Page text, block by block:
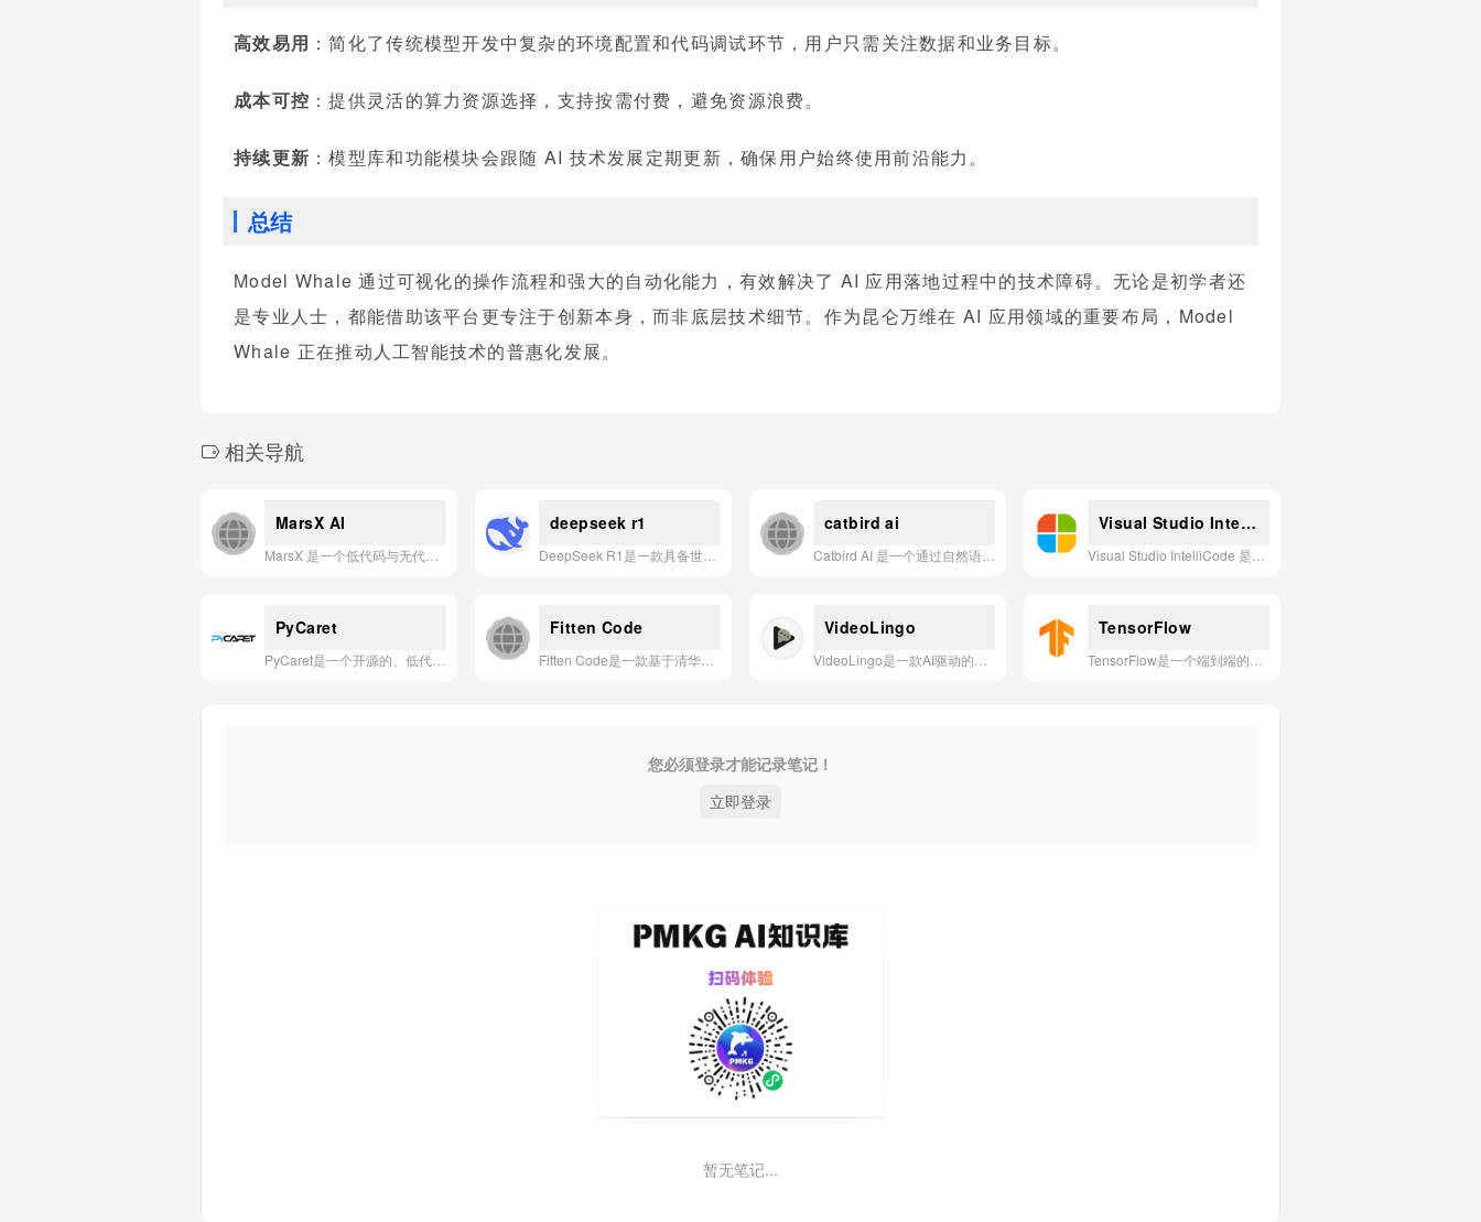
高效易用 ：简化了传统模型开发中复杂的环境配置和代码调试环节，用户只需关注数据和业务目标。
成本可控 ：提供灵活的算力资源选择，支持按需付费，避免资源浪费。
持续更新 ：模型库和功能模块会跟随 AI 技术发展定期更新，确保用户始终使用前沿能力。
总结
Model Whale 通过可视化的操作流程和强大的自动化能力，有效解决了 AI 应用落地过程中的技术障碍。无论是初学者还
是专业人士，都能借助该平台更专注于创新本身，而非底层技术细节。作为昆仑万维在 AI 应用领域的重要布局，Model
Whale 正在推动人工智能技术的普惠化发展。
相关导航
MarsX AI deepseek r1 catbird ai Visual Studio IntelliCode
PyCaret Fitten Code VideoLingo TensorFlow
您必须登录才能记录笔记！
立即登录
暂无笔记...